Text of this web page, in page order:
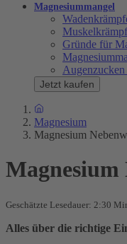
Magnesiummangel
Gründe für
Jetzt kaufen
Magnesium
Magnesium
Geschätzte Lesedauer: 2:30
Alles über die richtige